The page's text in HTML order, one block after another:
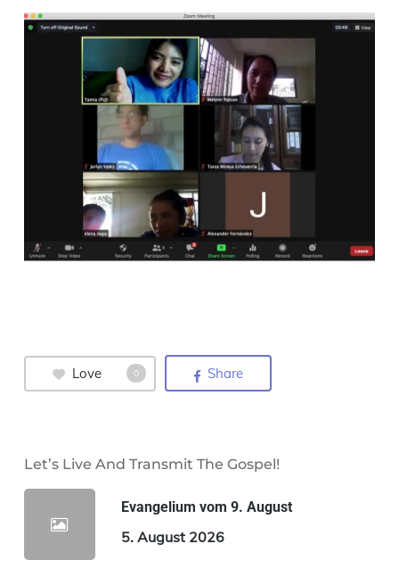
Love 0 Share
Let’s Live And Transmit The Gospel!
Evangelium vom 9. August
5. August 2026